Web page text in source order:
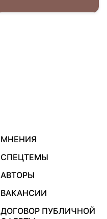
МНЕНИЯ
СПЕЦТЕМЫ
АВТОРЫ
ВАКАНСИИ
ДОГОВОР ПУБЛИЧНОЙ